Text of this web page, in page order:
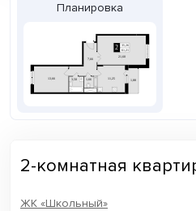
Планировка
2-комнатная
ЖК «Школьный»